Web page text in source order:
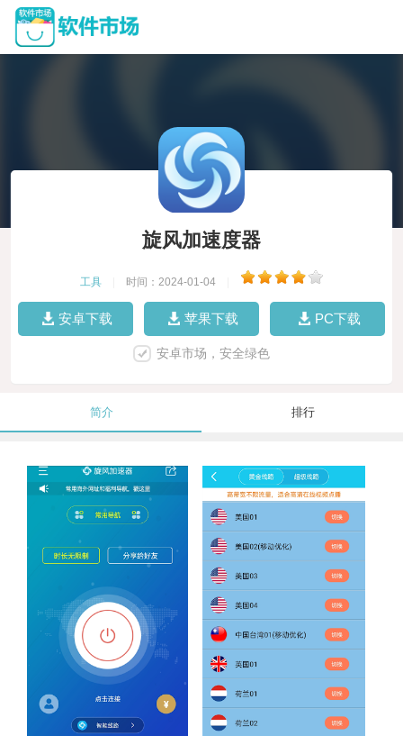
旋风加速度器
工具 时间：2024-01-04
安卓下载 苹果下载 PC下载
安卓市场，安全绿色
简介 排行